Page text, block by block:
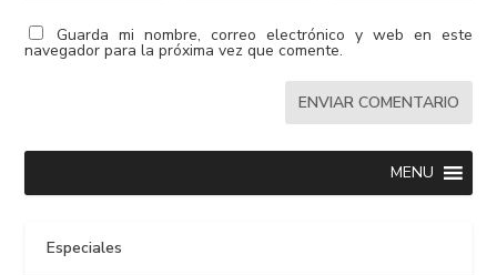
Guarda mi nombre, correo electrónico y web en este
navegador para la próxima vez que comente.
MENU
Especiales